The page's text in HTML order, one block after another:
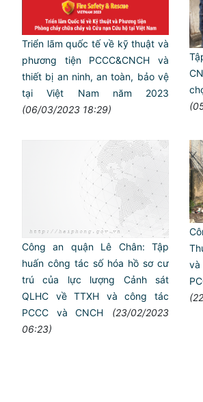
Triển lãm quốc tế về kỹ thuật và
phương tiện PCCC&CNCH và
thiết bị an ninh, an toàn, bảo vệ
tại Việt Nam năm 2023
(06/03/2023 18:29)
Công an quận Lê Chân: Tập
huấn công tác số hóa hồ sơ cư
trú của lực lượng Cảnh sát
QLHC về TTXH và công tác
PCCC và CNCH
(23/02/2023
06:23)